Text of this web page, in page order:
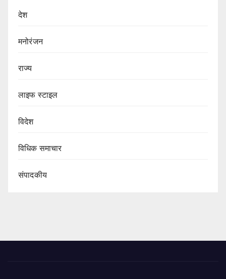
देश
मनोरंजन
राज्य
लाइफ स्टाइल
विदेश
विधिक समाचार
संपादकीय